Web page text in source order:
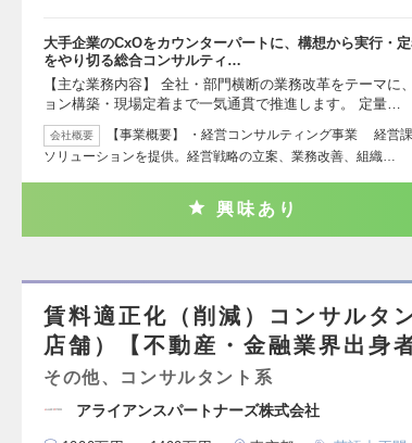
大手企業のCxOをカウンターパートに、構想から実行・
をやり切る総合コンサルティ…
【主な業務内容】 全社・部門横断の業務改革をテーマに
ョン構築・現場定着まで一気通貫で推進します。 定量…
会社概要
【事業概要】 ・経営コンサルティング事業 経営
ソリューションを提供。経営戦略の立案、業務改善、組織…
興味あり
賃料適正化（削減）コンサルタ
店舗）【不動産・金融業界出身
その他、コンサルタント系
アライアンスパートナーズ株式会社